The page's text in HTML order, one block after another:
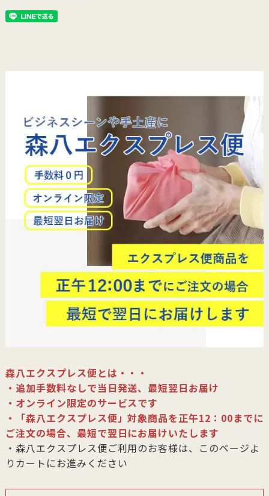
森八エクスプレス便とは・・・
・追加手数料なしで当日発送、最短翌日お届け
・オンライン限定のサービスです
・「森八エクスプレス便」対象商品を正午12：00までに
ご注文の場合、最短で翌日にお届けいたします
・森八エクスプレス便ご利用のお客様は、このページよ
りカートにお進みください